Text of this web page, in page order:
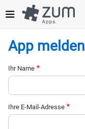
zum
Inhalt
App melden
Ihr Name
Ihre E-Mail-Adresse